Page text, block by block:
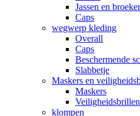
Jassen en
Caps
wegwerp kleding
Overall
Caps
Beschermende
Slabbetje
Maskers en
Maskers
Veiligheidsbrillen
klompen